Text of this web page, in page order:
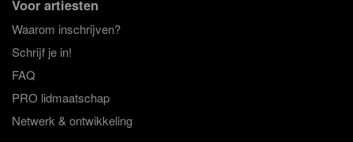
Voor artiesten
Waarom inschrijven?
Schrijf je in!
FAQ
PRO lidmaatschap
Netwerk & ontwikkeling